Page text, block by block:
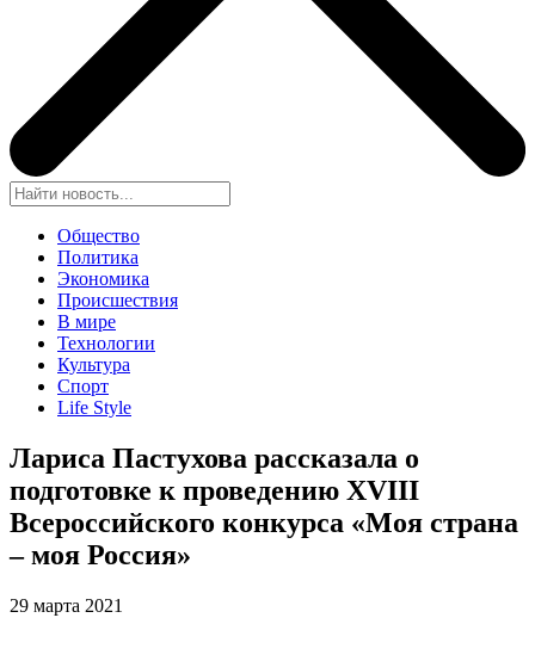
Общество
Политика
Экономика
Происшествия
В мире
Технологии
Культура
Спорт
Life Style
Лариса Пастухова рассказала о
подготовке к проведению XVIII
Всероссийского конкурса «Моя страна
– моя Россия»
29 марта 2021